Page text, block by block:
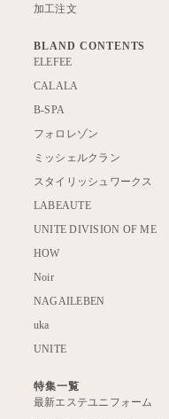
加工注文
BLAND CONTENTS
ELEFEE
CALALA
B-SPA
フォロレゾン
ミッシェルクラン
スタイリッシュワークス
LABEAUTE
UNITE DIVISION OF ME
HOW
Noir
NAGAILEBEN
uka
UNITE
特集一覧
最新エステユニフォーム